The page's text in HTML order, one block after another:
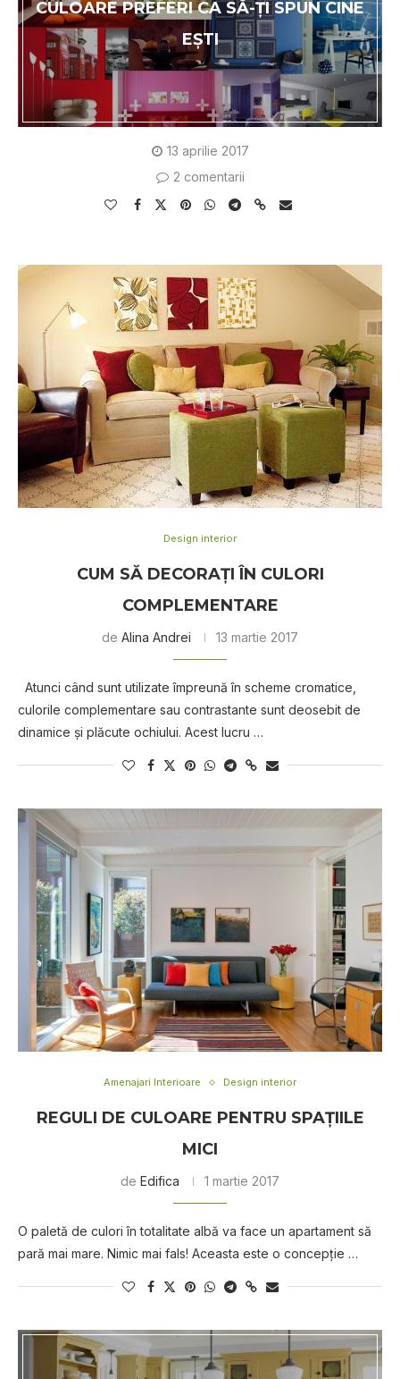
CULOARE PREFERI CA SĂ-ŢI SPUN CINE
EŞTI
13 aprilie 2017
2 comentarii
Design interior
CUM SĂ DECORAȚI ÎN CULORI
COMPLEMENTARE
de Alina Andrei 13 martie 2017
Atunci când sunt utilizate împreună în scheme cromatice,
culorile complementare sau contrastante sunt deosebit de
dinamice și plăcute ochiului. Acest lucru …
Amenajari Interioare Design interior
REGULI DE CULOARE PENTRU SPAȚIILE
MICI
de Edifica 1 martie 2017
O paletă de culori în totalitate albă va face un apartament să
pară mai mare. Nimic mai fals! Aceasta este o concepție …